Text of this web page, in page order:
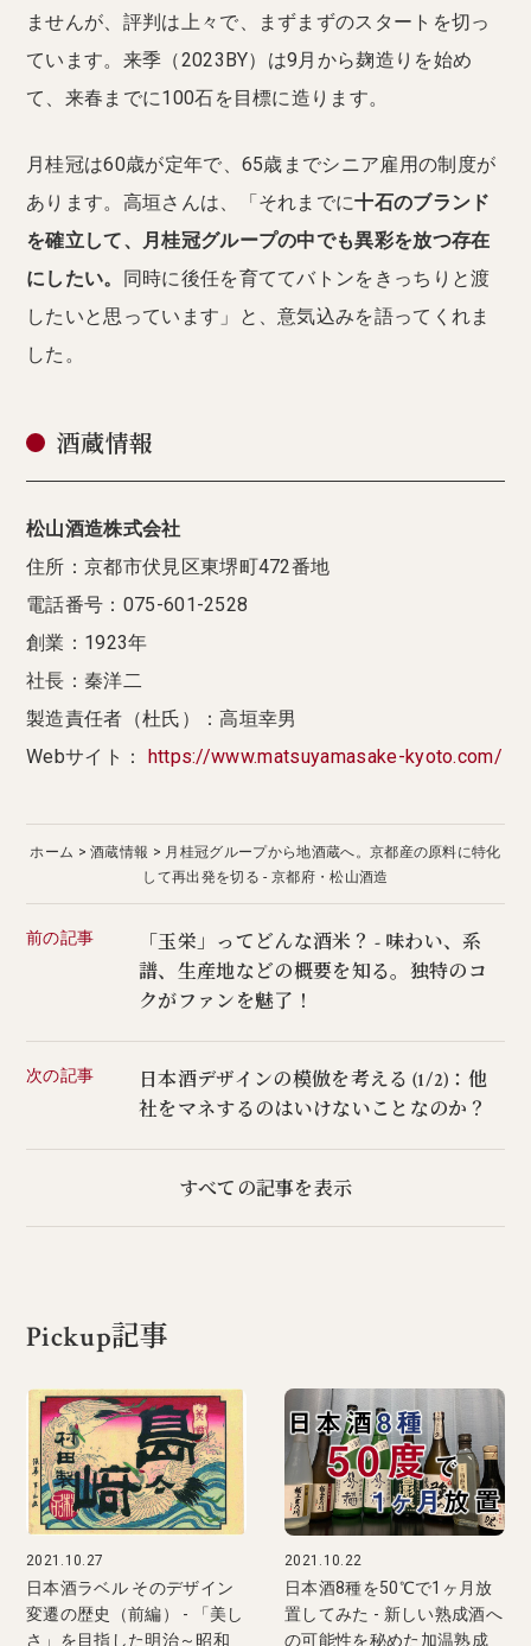
ませんが、評判は上々で、まずまずのスタートを切っ
ています。来季（2023BY）は9月から麹造りを始め
て、来春までに100石を目標に造ります。
月桂冠は60歳が定年で、65歳までシニア雇用の制度が
あります。高垣さんは、「それまでに十石のブランド
を確立して、月桂冠グループの中でも異彩を放つ存在
にしたい。 同時に後任を育ててバトンをきっちりと渡
したいと思っています」と、意気込みを語ってくれま
した。
酒蔵情報
松山酒造株式会社
住所：京都市伏見区東堺町472番地
電話番号：075-601-2528
創業：1923年
社長：秦洋二
製造責任者（杜氏）：高垣幸男
Webサイト： https://www.matsuyamasake-kyoto.com/
ホーム 酒蔵情報
月桂冠グループから地酒蔵へ。京都産の原料に特化
して再出発を切る - 京都府・松山酒造
前の記事
「玉栄」ってどんな酒米？ - 味わい、系
譜、生産地などの概要を知る。独特のコ
クがファンを魅了！
次の記事
日本酒デザインの模倣を考える (1/2)：他
社をマネするのはいけないことなのか？
すべての記事を表示
Pickup記事
2021.10.27
日本酒ラベル そのデザイン
変遷の歴史（前編） - 「美し
さ」を目指した明治～昭和
2021.10.22
日本酒8種を50℃で1ヶ月放
置してみた - 新しい熟成酒へ
の可能性を秘めた加温熟成